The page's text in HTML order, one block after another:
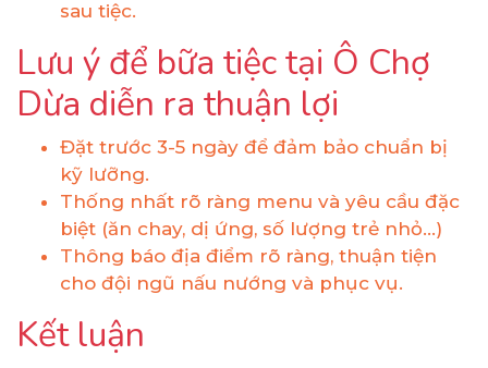
sau tiệc.
Lưu ý để bữa tiệc tại Ô Chợ
Dừa diễn ra thuận lợi
Đặt trước 3-5 ngày để đảm bảo chuẩn bị
kỹ lưỡng.
Thống nhất rõ ràng menu và yêu cầu đặc
biệt (ăn chay, dị ứng, số lượng trẻ nhỏ...)
Thông báo địa điểm rõ ràng, thuận tiện
cho đội ngũ nấu nướng và phục vụ.
Kết luận